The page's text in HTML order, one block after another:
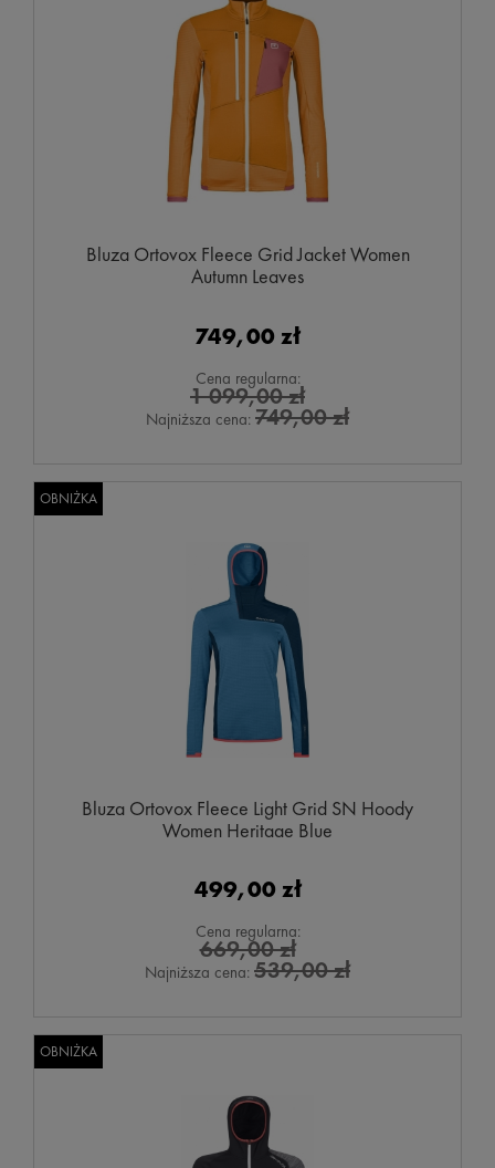
Bluza Ortovox Fleece Grid Jacket Women
Autumn Leaves
749,00 zł
Cena regularna:
1 099,00 zł
Najniższa cena: 749,00 zł
Bluza Ortovox Fleece Light Grid SN Hoody
Women Heritage Blue
499,00 zł
Cena regularna:
669,00 zł
Najniższa cena: 539,00 zł
OBNIŻKA
OBNIŻKA